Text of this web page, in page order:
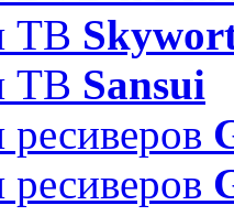
ТВ
ТВ Sansui